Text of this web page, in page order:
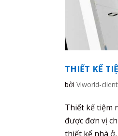
THIẾT KẾ
bởiViworld-client
Thiết kế tiệm
được đơn vị
thiết kế nhà